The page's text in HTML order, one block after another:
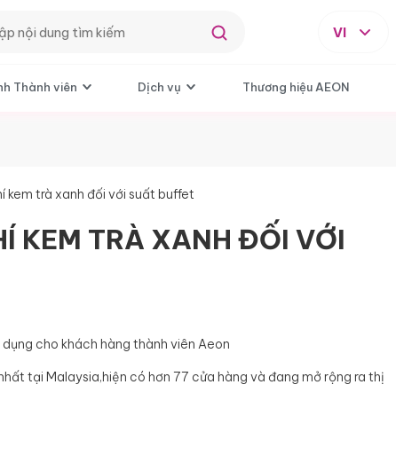
VI
Thành viên Dịch vụ Thương hiệu AEON
kem trà xanh đối với suất buffet
KEM TRÀ XANH ĐỐI VỚI
cho khách hàng thành viên Aeon
tại Malaysia,hiện có hơn 77 cửa hàng và đang mở rộng ra thị